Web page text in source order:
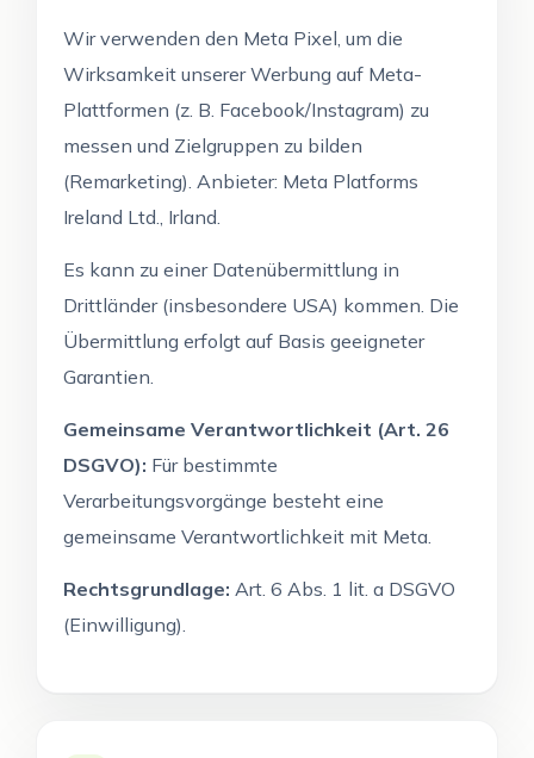
Wir verwenden den Meta Pixel, um die
Wirksamkeit unserer Werbung auf Meta-
Plattformen (z. B. Facebook/Instagram) zu
messen und Zielgruppen zu bilden
(Remarketing). Anbieter: Meta Platforms
Ireland Ltd., Irland.
Es kann zu einer Datenübermittlung in
Drittländer (insbesondere USA) kommen. Die
Übermittlung erfolgt auf Basis geeigneter
Garantien.
Gemeinsame Verantwortlichkeit (Art. 26
DSGVO): Für bestimmte
Verarbeitungsvorgänge besteht eine
gemeinsame Verantwortlichkeit mit Meta.
Rechtsgrundlage: Art. 6 Abs. 1 lit. a DSGVO
(Einwilligung).